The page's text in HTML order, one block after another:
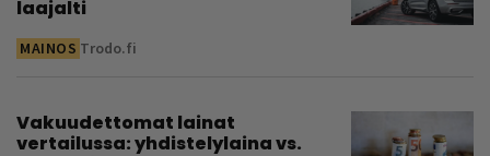
laajalti
MAINOS Trodo.fi
Vakuudettomat lainat
vertailussa: yhdistelylaina vs.